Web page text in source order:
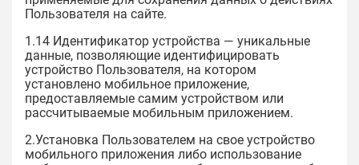
Пользователя на сайте.
1.14 Идентификатор устройства — уникальные
данные, позволяющие идентифицировать
устройство Пользователя, на котором
установлено мобильное приложение,
предоставляемые самим устройством или
рассчитываемые мобильным приложением.
2.Установка Пользователем на свое устройство
мобильного приложения либо использование